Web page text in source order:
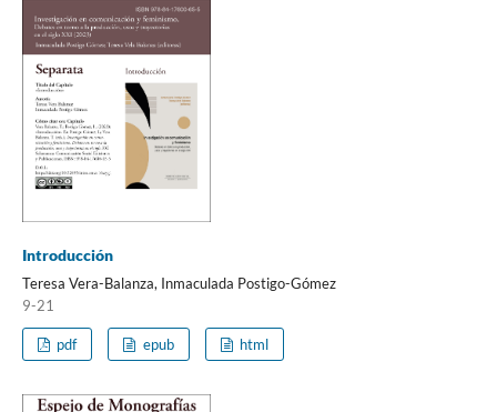
Introducción
Teresa Vera-Balanza, Inmaculada Postigo-Gómez
9-21
pdf epub html